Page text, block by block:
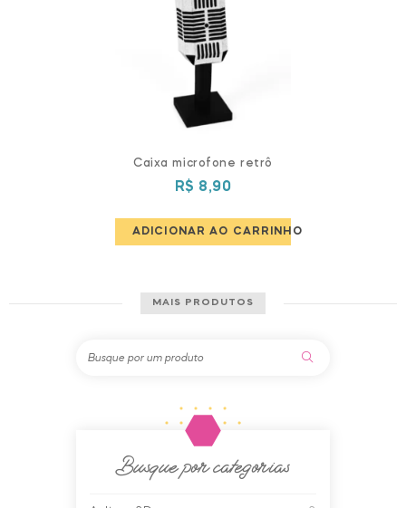
Caixa microfone retrô
R$ 8,90
ADICIONAR AO CARRINHO
MAIS PRODUTOS
Busque por categorias